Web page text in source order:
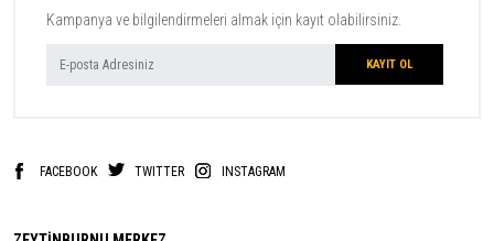
Kampanya ve bilgilendirmeleri almak için kayıt olabilirsiniz.
FACEBOOK TWITTER INSTAGRAM